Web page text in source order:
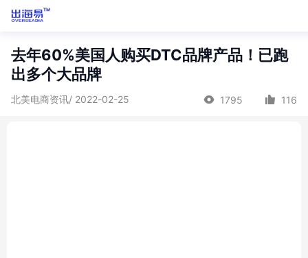
去年60%美国人购买DTC品牌产品！已跑
出多个大品牌
北美电商资讯/ 2022-02-25 1795 116